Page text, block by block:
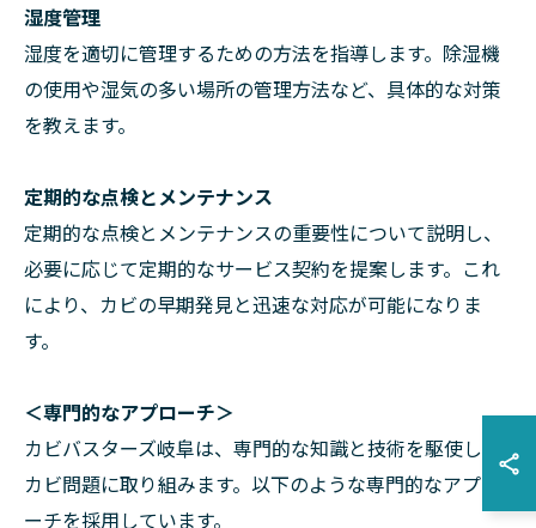
湿度管理
湿度を適切に管理するための方法を指導します。除湿機
の使用や湿気の多い場所の管理方法など、具体的な対策
を教えます。
定期的な点検とメンテナンス
定期的な点検とメンテナンスの重要性について説明し、
必要に応じて定期的なサービス契約を提案します。これ
により、カビの早期発見と迅速な対応が可能になりま
す。
＜専門的なアプローチ＞
カビバスターズ岐阜は、専門的な知識と技術を駆使して
カビ問題に取り組みます。以下のような専門的なアプロ
ーチを採用しています。